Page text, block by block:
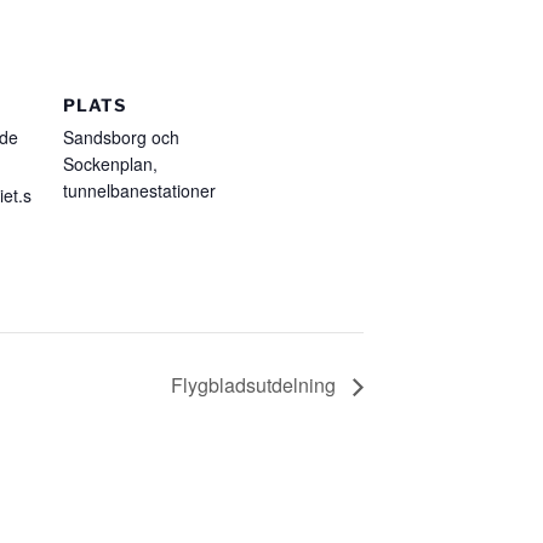
PLATS
Sandsborg och
Sockenplan,
tunnelbanestationer
Flygbladsutdelning